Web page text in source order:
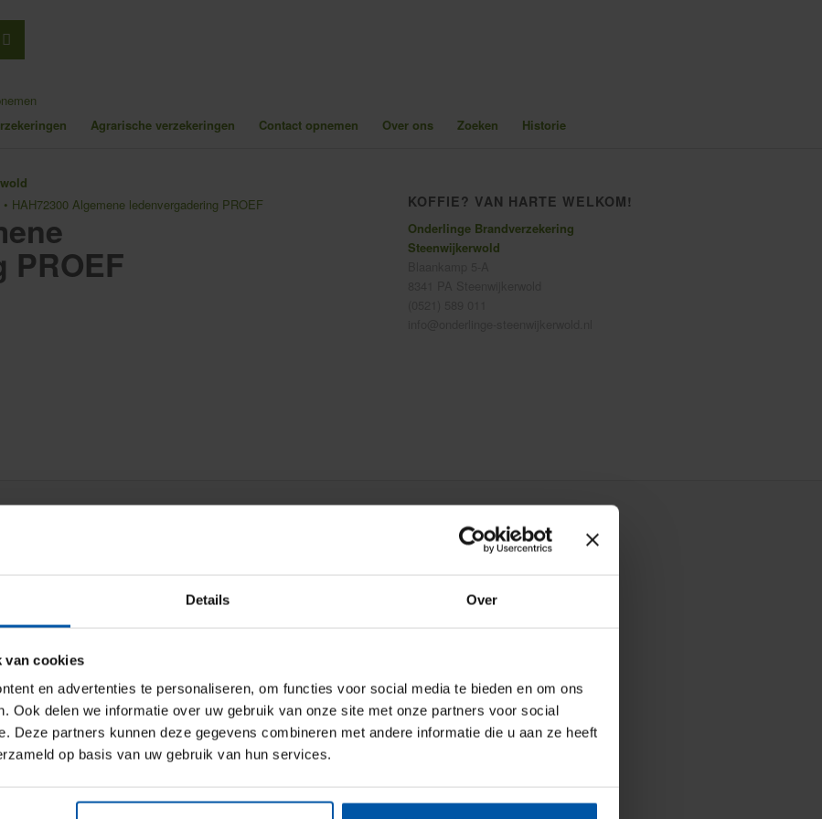
Details Over
van cookies
en advertenties te personaliseren, om functies voor social media te bieden en om ons
Ook delen we informatie over uw gebruik van onze site met onze partners voor social
Deze partners kunnen deze gegevens combineren met andere informatie die u aan ze heeft
op basis van uw gebruik van hun services.
Agrarische verzekeringen Contact opnemen Over ons Zoeken Historie
• HAH72300 Algemene ledenvergadering PROEF
PROEF
KOFFIE? VAN HARTE WELKOM!
Onderlinge Brandverzekering
Steenwijkerwold